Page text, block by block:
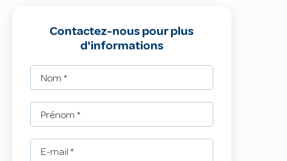
Contactez-nous pour plus
d'informations
Nom *
Prénom *
E-mail *